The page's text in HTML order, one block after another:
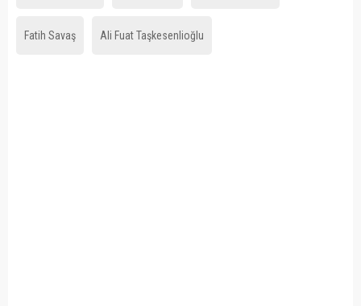
Fatih Savaş Ali Fuat Taşkesenlioğlu